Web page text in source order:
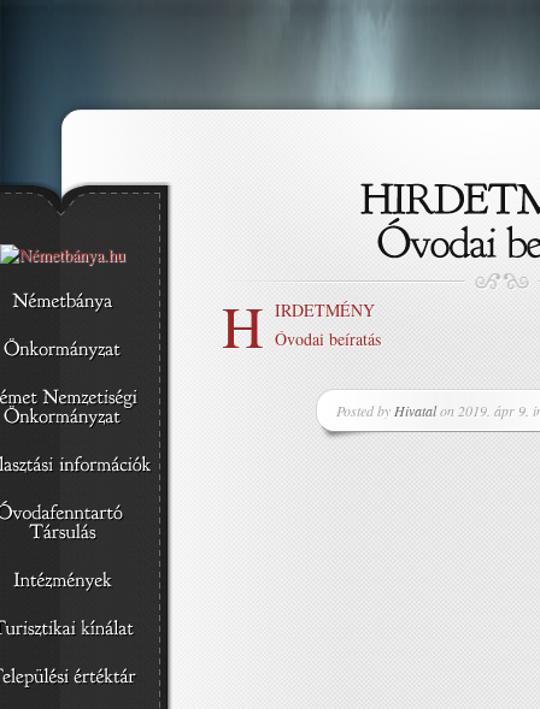
H IRDETMÉNY
Óvodai beíratás
Posted by Hivatalon 2019. ápr 9.